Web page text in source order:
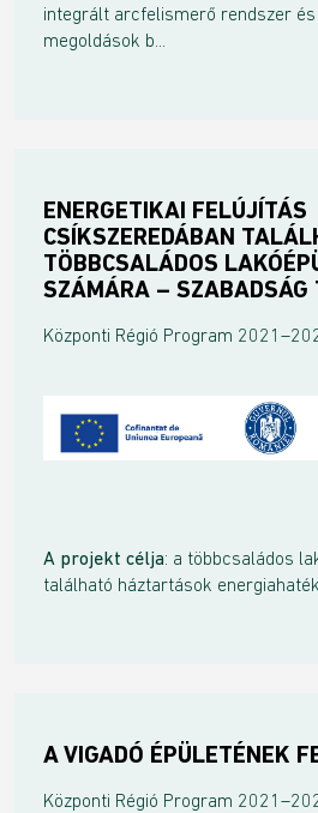
integrált arcfelismerő rendszer
megoldások b...
ENERGETIKAI FELÚJÍTÁS
CSÍKSZEREDÁBAN
TÖBBCSALÁDOS
SZÁMÁRA –
Központi Régió Program
A projekt célja: a többcsaládos
található háztartások
A VIGADÓ ÉPÜLETÉNEK
Központi Régió Program